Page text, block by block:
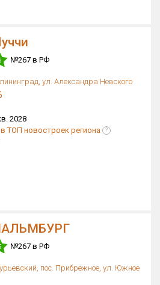
№267 в РФ
ул. Александра Невского
2028
в ТОП новостроек региона ?
№267 в РФ
пос. Прибрежное, ул. Южное